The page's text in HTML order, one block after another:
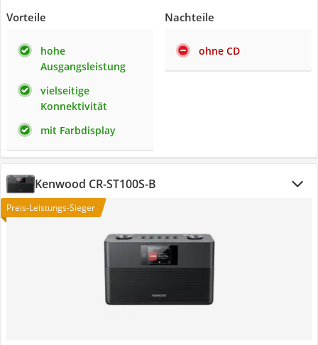
Vorteile
hohe
Ausgangsleistung
vielseitige
Konnektivität
mit Farbdisplay
Nachteile
ohne CD
Kenwood CR-ST100S-B
Preis-Leistungs-Sieger